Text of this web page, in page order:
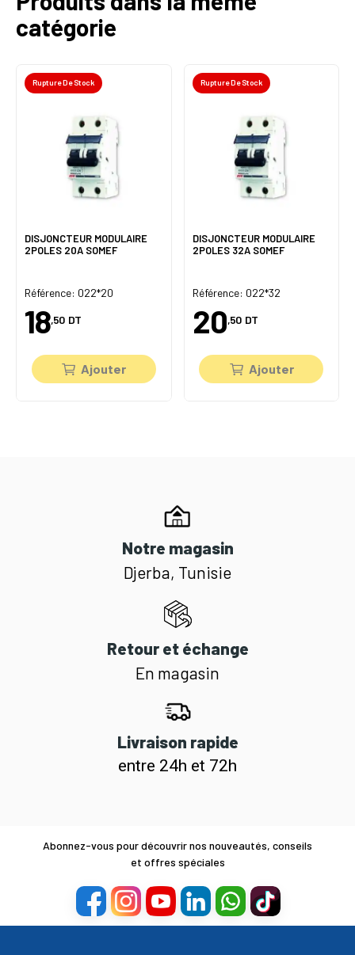
catégorie
Rupture De Stock
DISJONCTEUR MODULAIRE
2POLES 20A SOMEF
Référence: 022*20
18,50 DT
Ajouter
Rupture De Stock
DISJONCTEUR MODULAIRE
2POLES 32A SOMEF
Référence: 022*32
20,50 DT
Ajouter
Notre magasin
Djerba, Tunisie
Retour et échange
En magasin
Livraison rapide
entre 24h et 72h
Abonnez-vous pour découvrir nos nouveautés, conseils
et offres spéciales